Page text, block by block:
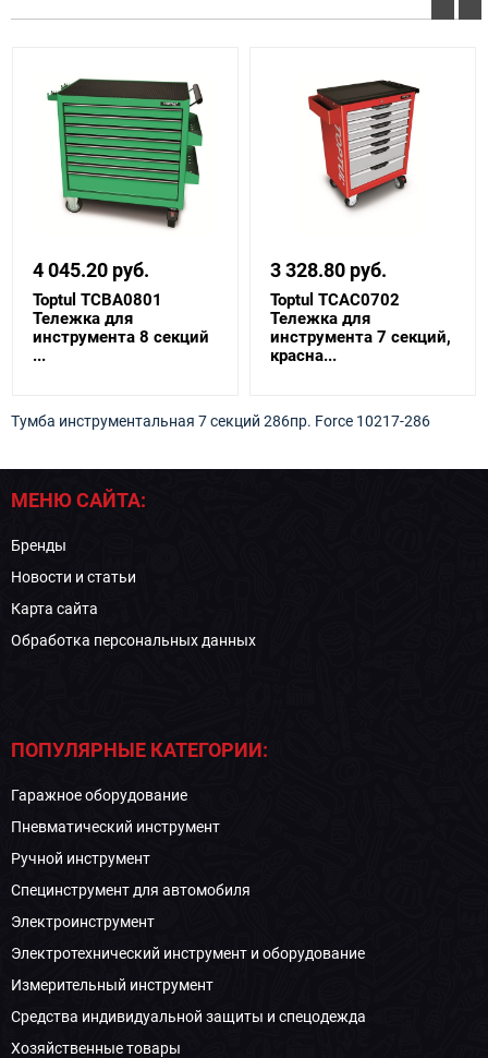
4 045.20 руб.
Toptul TCBA0801
Тележка для
инструмента 8 секций
...
3 328.80 руб.
Toptul TCAC0702
Тележка для
инструмента 7 секций,
красна...
Тумба инструментальная 7 секций 286пр. Force 10217-286
МЕНЮ САЙТА:
Бренды
Новости и статьи
Карта сайта
Обработка персональных данных
ПОПУЛЯРНЫЕ КАТЕГОРИИ:
Гаражное оборудование
Пневматический инструмент
Ручной инструмент
Специнструмент для автомобиля
Электроинструмент
Электротехнический инструмент и оборудование
Измерительный инструмент
Средства индивидуальной защиты и спецодежда
Хозяйственные товары